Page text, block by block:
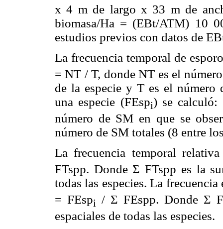
x 4 m de largo x 33 m de
biomasa/Ha = (EBt/ATM) 10
estudios previos con datos de
La frecuencia temporal de
= NT / T, donde NT es el
de la especie y T es el número
una especie (FEspi) se calculó:
número de SM en que se
número de SM totales (8 entre
La frecuencia temporal
FTspp. Donde Σ FTspp es la
todas las especies. La
= FEspi / Σ FEspp. Donde Σ
espaciales de todas las especies.